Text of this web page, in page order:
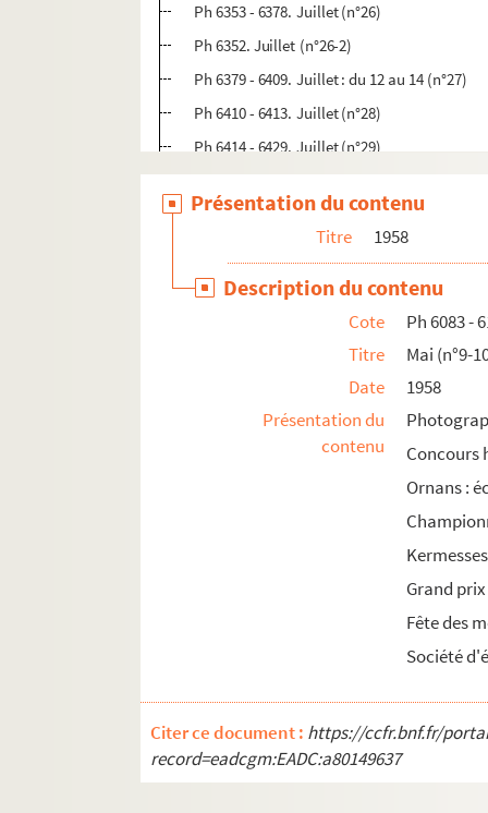
Ph 6353 - 6378. Juillet (n°26)
Ph 6352. Juillet (n°26-2)
Ph 6379 - 6409. Juillet : du 12 au 14 (n°27)
Ph 6410 - 6413. Juillet (n°28)
Ph 6414 - 6429. Juillet (n°29)
Ph 6430 - 6454. Juillet (n°30)
Ph 6455 - 6477. Juillet (n°31)
Ph 6478 - 6489. Juillet (n°32)
Ph 6490 - 6504. Août (n°33-34-35)
Ph 6505 - 6518. Août (n°36)
Ph 6551 - 6564. Août (n°37)
Ph 6519 - 6550. Août (n°38)
Ph 6565 - 6580. Août (n°39)
Ph 6581 - 6592. Août (n°40)
Ph 6615 - 6642. septembre (n°42)
Ph 6643 - 6652. septembre (n°43)
Ph 6653 - 6663. septembre (n°44)
Ph 6664 - 6680. septembre (n°45)
Ph 6681 - 6694. septembre (n°46)
Ph 6702 - 6731. septembre (n°48)
Ph 6732 - 6741. septembre (n°49)
Ph 6742 - 6757. septembre (n°50)
Présentation du contenu
Titre 1958
Description du contenu
Cote
Ph 6083 -
Titre
Mai (n°9-
Date
1958
Présentation du
contenu
Concours
Ornans :
Grand
Fête des
Société
Citer ce document : https://ccfr.bnf.fr/
record=eadcgm:EADC:a80149637